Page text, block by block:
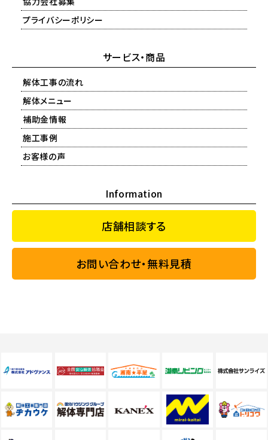
プライバシーポリシー
サービス・商品
解体工事の流れ
解体メニュー
補助金情報
施工事例
お客様の声
Information
店舗相談する
お問い合わせ・無料見積